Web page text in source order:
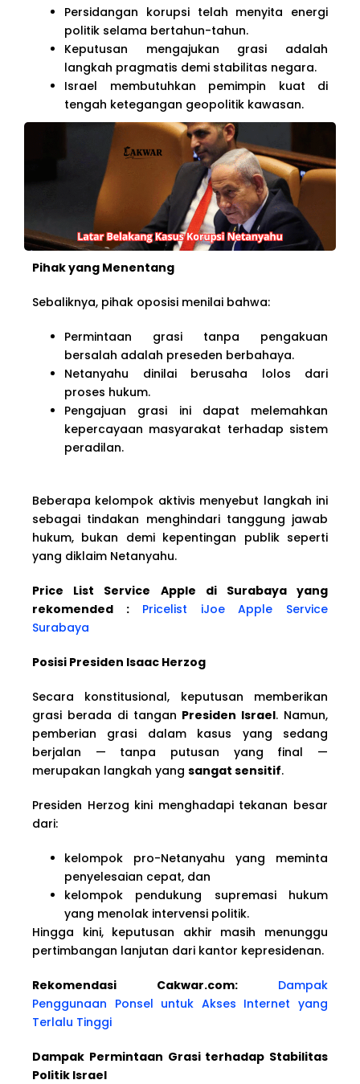
Persidangan korupsi telah menyita energi
politik selama bertahun-tahun.
Keputusan mengajukan grasi adalah
langkah pragmatis demi stabilitas negara.
Israel membutuhkan pemimpin kuat di
tengah ketegangan geopolitik kawasan.
Pihak yang Menentang
Sebaliknya, pihak oposisi menilai bahwa:
Permintaan grasi tanpa pengakuan
bersalah adalah preseden berbahaya.
Netanyahu dinilai berusaha lolos dari
proses hukum.
Pengajuan grasi ini dapat melemahkan
kepercayaan masyarakat terhadap sistem
peradilan.
Beberapa kelompok aktivis menyebut langkah ini
sebagai tindakan menghindari tanggung jawab
hukum, bukan demi kepentingan publik seperti
yang diklaim Netanyahu.
Price List Service Apple di Surabaya yang
rekomended :
Pricelist iJoe Apple Service
Surabaya
Posisi Presiden Isaac Herzog
Secara konstitusional, keputusan memberikan
grasi berada di tangan Presiden Israel. Namun,
pemberian grasi dalam kasus yang sedang
berjalan — tanpa putusan yang final —
merupakan langkah yang sangat sensitif.
Presiden Herzog kini menghadapi tekanan besar
dari:
kelompok pro-Netanyahu yang meminta
penyelesaian cepat, dan
kelompok pendukung supremasi hukum
yang menolak intervensi politik.
Hingga kini, keputusan akhir masih menunggu
pertimbangan lanjutan dari kantor kepresidenan.
Rekomendasi Cakwar.com: Dampak
Penggunaan Ponsel untuk Akses Internet yang
Terlalu Tinggi
Dampak Permintaan Grasi terhadap Stabilitas
Politik Israel